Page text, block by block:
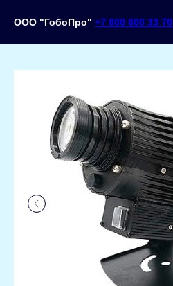
ООО "ГобоПро" +7 800 600 33 70